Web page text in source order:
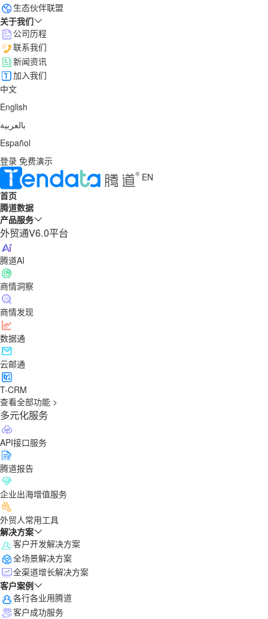
生态伙伴联盟
关于我们
公司历程
联系我们
新闻资讯
加入我们
中文
English
بالعربية
Español
登录 免费演示
EN
首页
腾道数据
产品服务
外贸通V6.0平台
腾道AI
商情洞察
商情发现
数据通
云邮通
T-CRM
查看全部功能 >
多元化服务
API接口服务
腾道报告
企业出海增值服务
外贸人常用工具
解决方案
客户开发解决方案
全场景解决方案
全渠道增长解决方案
客户案例
各行各业用腾道
客户成功服务